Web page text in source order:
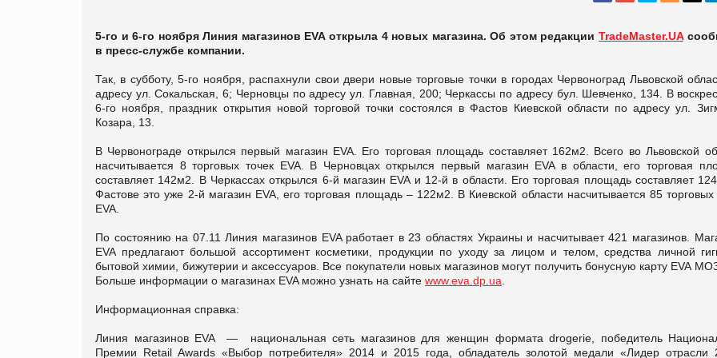
5-го и 6-го ноября Линия магазинов EVA открыла 4 новых магазина. Об этом редакции TradeMaster.UA
в пресс-службе компании.
Так, в субботу, 5-го ноября, распахнули свои двери новые торговые точки в городах Червоноград Львовской
адресу ул. Сокальская, 6; Черновцы по адресу ул. Главная, 200; Черкассы по адресу бул. Шевченко, 134. В
6-го ноября, праздник открытия новой торговой точки состоялся в Фастов Киевской области по адресу ул.
Козара, 13.
В Червонограде открылся первый магазин EVA. Его торговая площадь составляет 162м2. Всего во Львовской
насчитывается 8 торговых точек EVA. В Черновцах открылся первый магазин EVA в области, его торговая
составляет 142м2. В Черкассах открылся 6-й магазин EVA и 12-й в области. Его торговая площадь составляет
Фастове это уже 2-й магазин EVA, его торговая площадь – 122м2. В Киевской области насчитывается 85 торговых
EVA.
По состоянию на 07.11 Линия магазинов EVA работает в 23 областях Украины и насчитывает 421 магазинов.
EVA предлагают большой ассортимент косметики, продукции по уходу за лицом и телом, средства личной
бытовой химии, бижутерии и аксессуаров. Все покупатели новых магазинов могут получить бонусную карту EVA
Больше информации о магазинах EVA можно узнать на сайте www.eva.dp.ua
Информационная справка:
Линия магазинов EVA — национальная сеть магазинов для женщин формата drogerie, победитель
Премии Retail Awards «Выбор потребителя» 2014 и 2015 года, обладатель золотой медали «Лидер отрасли